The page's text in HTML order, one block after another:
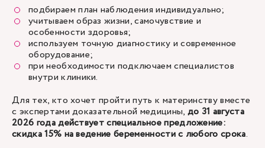
подбираем план наблюдения индивидуально;
учитываем образ жизни, самочувствие и
особенности здоровья;
используем точную диагностику и современное
оборудование;
при необходимости подключаем специалистов
внутри клиники.
Для тех, кто хочет пройти путь к материнству вместе
с экспертами доказательной медицины, до 31 августа
2026 года действует специальное предложение:
скидка 15% на ведение беременности с любого срока.